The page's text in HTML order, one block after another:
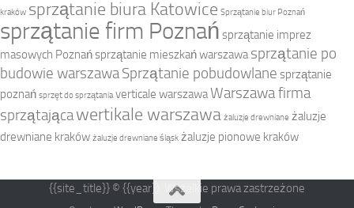
kraków sprzątanie biura Katowice Sprzątanie biur Poznań
sprzątanie firm Poznań sprzątanie imprez
masowych Poznańsprzątanie mieszkań warszawa sprzątanie po
budowie warszawaSprzątanie pobudowlane sprzątanie
poznań sprzęt do sprzątania verticale warszawaWarszawa firma
sprzątającawertikale warszawa żaluzje drewniane żaluzje
drewniane kraków żaluzje drewniane śląsk żaluzje pionowe kraków
{{site_title}} © {{year}}. Wszelkie prawa zastrzeżone